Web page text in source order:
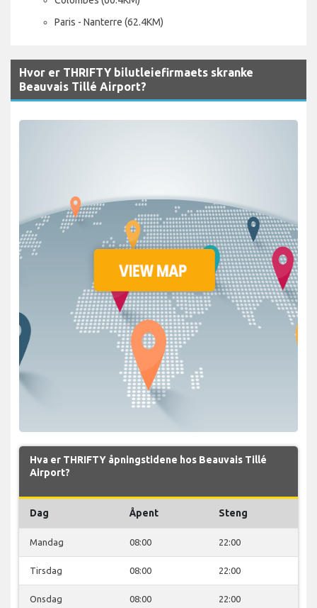
Paris - Nanterre (62.4KM)
Hvor er THRIFTY bilutleiefirmaets skranke
Beauvais Tillé Airport?
Hva er THRIFTY åpningstidene hos Beauvais Tillé
Airport?
Dag Åpent Steng
Mandag 08:00 22:00
Tirsdag 08:00 22:00
Onsdag 08:00 22:00